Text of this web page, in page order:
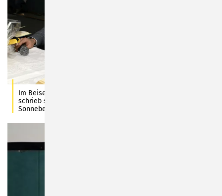
Im Beisein von Sonnebergs Bürgermeister Dr. Heiko Voigt
schrieb sich Prof. Dr. Harald Lesch ins Goldene Buch der Stadt
Sonneberg ein. Fotos: Carl-Heinz Zitzmann